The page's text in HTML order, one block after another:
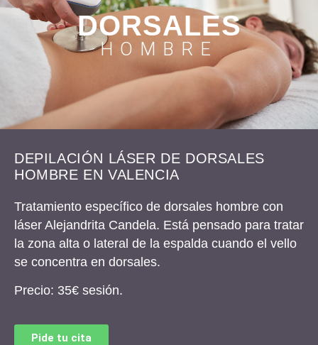
DORSALES
HOMBRE
DEPILACIÓN LÁSER DE DORSALES
HOMBRE EN VALENCIA
Tratamiento específico de dorsales hombre con
láser Alejandrita Candela. Está pensado para tratar
la zona alta o lateral de la espalda cuando el vello
se concentra en dorsales.
Precio: 35€ sesión.
Pide tu cita